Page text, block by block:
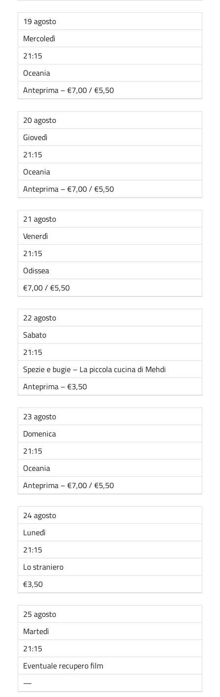
19 agosto
Mercoledì
21:15
Oceania
Anteprima – €7,00 / €5,50
20 agosto
Giovedì
21:15
Oceania
Anteprima – €7,00 / €5,50
21 agosto
Venerdì
21:15
Odissea
€7,00 / €5,50
22 agosto
Sabato
21:15
Spezie e bugie – La piccola cucina di Mehdi
Anteprima – €3,50
23 agosto
Domenica
21:15
Oceania
Anteprima – €7,00 / €5,50
24 agosto
Lunedì
21:15
Lo straniero
€3,50
25 agosto
Martedì
21:15
Eventuale recupero film
—